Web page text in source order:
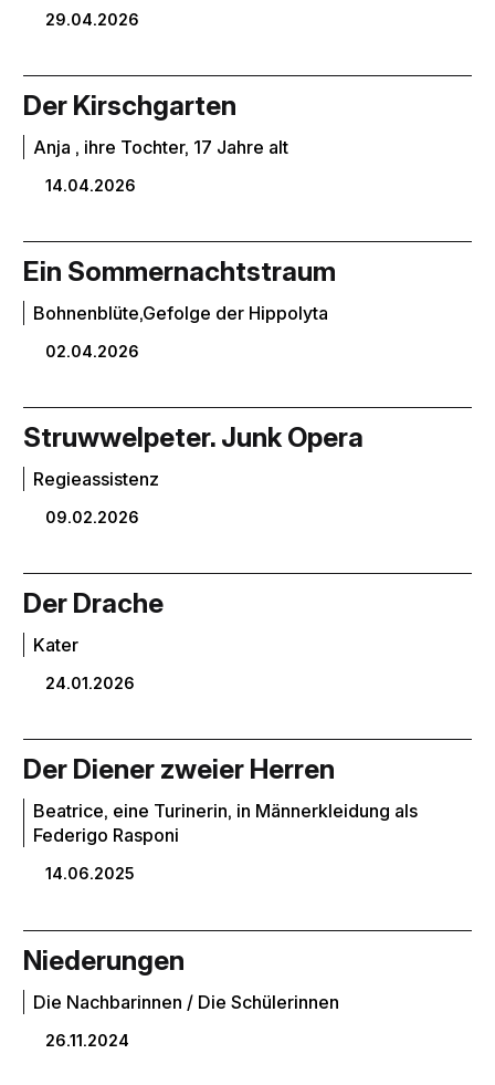
29.04.2026
Der Kirschgarten
Anja , ihre Tochter, 17 Jahre alt
14.04.2026
Ein Sommernachtstraum
Bohnenblüte,Gefolge der Hippolyta
02.04.2026
Struwwelpeter. Junk Opera
Regieassistenz
09.02.2026
Der Drache
Kater
24.01.2026
Der Diener zweier Herren
Beatrice, eine Turinerin, in Männerkleidung als
Federigo Rasponi
14.06.2025
Niederungen
Die Nachbarinnen / Die Schülerinnen
26.11.2024